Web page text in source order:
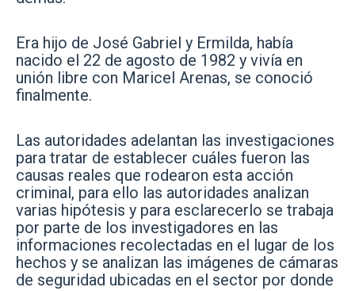
Era hijo de José Gabriel y Ermilda, había
nacido el 22 de agosto de 1982 y vivía en
unión libre con Maricel Arenas, se conoció
finalmente.
Las autoridades adelantan las investigaciones
para tratar de establecer cuáles fueron las
causas reales que rodearon esta acción
criminal, para ello las autoridades analizan
varias hipótesis y para esclarecerlo se trabaja
por parte de los investigadores en las
informaciones recolectadas en el lugar de los
hechos y se analizan las imágenes de cámaras
de seguridad ubicadas en el sector por donde